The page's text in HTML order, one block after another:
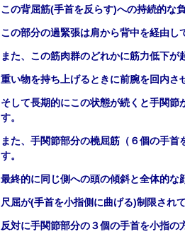
この背屈筋(手首を反らす)への持続的な
この部分の過緊張は肩から背中を経由し
また、この筋肉群のどれかに筋力低下が
重い物を持ち上げるときに前腕を回内さ
そして長期的にこの状態が続くと手関
す。
また、手関節部分の橈屈筋（６個の手首
す。
最終的に同じ側への頭の傾斜と全体的な
尺屈が(手首を小指側に曲げる)制限され
反対に手関節部分の３個の手首を小指の